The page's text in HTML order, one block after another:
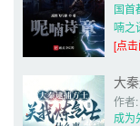
国首
喃之
[点
大
作者:
成为